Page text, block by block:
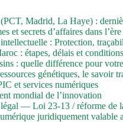
Madrid, La Haye) :
et secrets d’affaires dans
: Protection,
: étapes, délais et
: quelle différence pour
génétiques, le savoir
et services numériques
mondial de l’innovation
légal — Loi 23-13 / réforme de
juridiquement valable